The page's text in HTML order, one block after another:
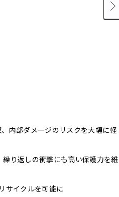
内部ダメージのリスクを大幅に軽
り返しの衝撃にも高い保護力を維
サイクルを可能に